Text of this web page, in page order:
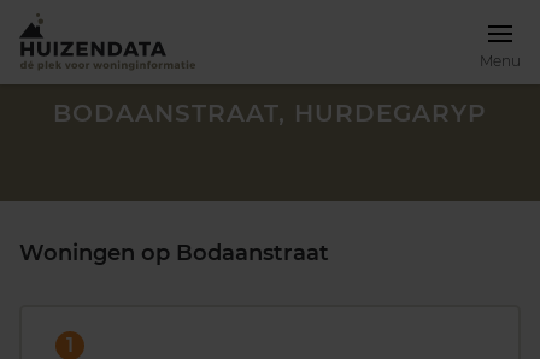
Menu
BODAANSTRAAT, HURDEGARYP
Woningen op Bodaanstraat
1